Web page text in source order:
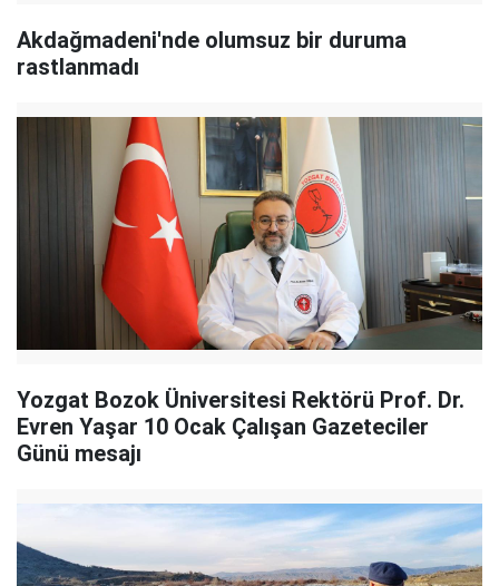
Akdağmadeni'nde olumsuz bir duruma
rastlanmadı
Yozgat Bozok Üniversitesi Rektörü Prof. Dr.
Evren Yaşar 10 Ocak Çalışan Gazeteciler
Günü mesajı